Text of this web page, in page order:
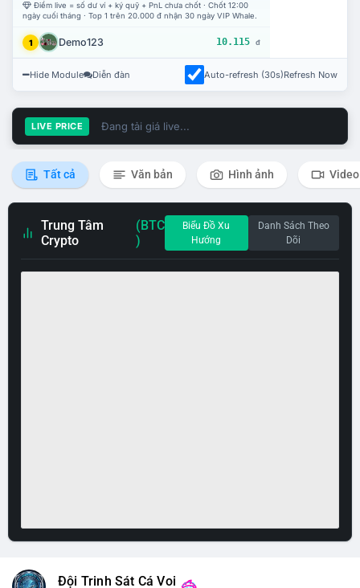
Điểm live = số dư ví + ký quỹ + PnL chưa chốt · Chốt 12:00
ngày cuối tháng · Top 1 trên 20.000 đ nhận 30 ngày VIP Whale.
1 Demo123 10.115 đ
Hide Module Diễn đàn Auto-refresh (30s)Refresh Now
LIVE PRICE Đang tải giá live...
Tất cả Văn bản Hình ảnh Video
Trung Tâm
Crypto
(BTC
)
Biểu Đồ Xu
Hướng
Danh Sách Theo
Dõi
Đội Trinh Sát Cá Voi